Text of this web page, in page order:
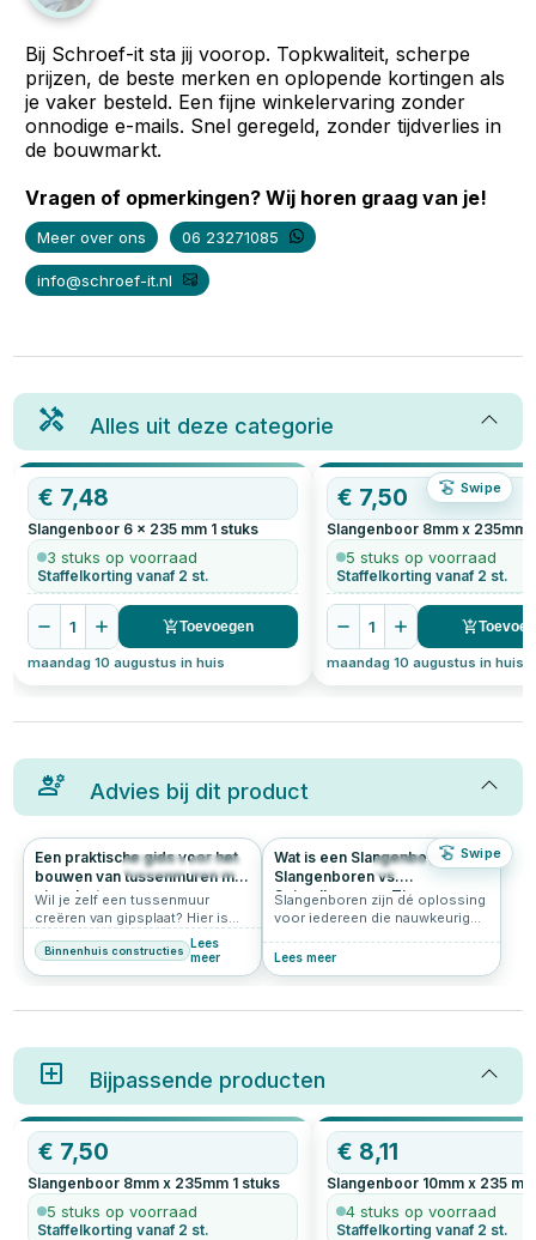
Bij Schroef-it sta jij voorop. Topkwaliteit, scherpe
prijzen, de beste merken en oplopende kortingen als
je vaker besteld. Een fijne winkelervaring zonder
onnodige e-mails. Snel geregeld, zonder tijdverlies in
de bouwmarkt.
Vragen of opmerkingen? Wij horen graag van je!
Meer over ons 06 23271085
info@schroef-it.nl
Alles uit deze categorie
Swipe
€ 7,48
Slangenboor 6 x 235 mm 1 stuks
3 stuks op voorraad
Staffelkorting vanaf 2 st.
1 Toevoegen
maandag 10 augustus in huis
€ 7,50
Slangenboor 8mm x 235mm
5 stuks op voorraad
Staffelkorting vanaf 2 st.
1
maandag 10 augustus in huis
Advies bij dit product
Swipe
1624 4.7
Een praktische gids voor het
bouwen van tussenmuren met
gipsplaat
Wil je zelf een tussenmuur
creëren van gipsplaat? Hier is
een handige gids voor het
maken van een scheidingswand
op zolder om twee aparte
Binnenhuis constructies Lees
meer
515 5.0
Wat is een Slangenboor?
Slangenboren vs.
Spiraalboren en Tips voor
Hardhout
Slangenboren zijn dé oplossing
voor iedereen die nauwkeurig
nu werkt met zachthout of
hardhout, deze speciale
efficiënte spaanafvoer en
gids ontdek je wat een
verhoudt tot een spiraalboor en
boren in hardhout. Daarnaast
geven we praktische tips voor
het kiezen van de juiste
slangenboor voor jouw klus.
Lees meer
Bijpassende producten
€ 7,50
Slangenboor 8mm x 235mm 1 stuks
5 stuks op voorraad
Staffelkorting vanaf 2 st.
€ 8,11
Slangenboor 10mm x 235
4 stuks op voorraad
Staffelkorting vanaf 2 st.